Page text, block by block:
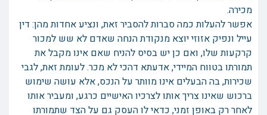
מכירה.
אפשר להעלות כמה סברות להסביר זאת, ונציע אחדות מהן: דין
עייל ונפיק אזוזי יוצא מנקודת הנחה שאדם לא שש למכור
קרקעות שלו, ואם כן יש בסיס להניח שאם אינו מקבל את
תמורתו בטווח המיידי, אדעתא דהכי לא מכר. לעומת זאת, לגבי
שכירות, בה הבעלים אינו מוותר על הנכס, אלא עושה שימוש
ברכוש שאינו צריך אותו לצרכיו האישיים כרגע, ומעביר אותו
לאחר רק באופן זמני, כדאי לו העסק גם על הצד שתמורתו